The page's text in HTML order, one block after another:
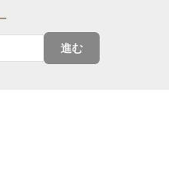
進む